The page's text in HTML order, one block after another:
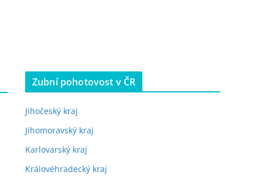
Zubní pohotovost v ČR
Jihočeský kraj
Jihomoravský kraj
Karlovarský kraj
Královéhradecký kraj